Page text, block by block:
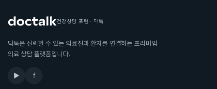
건강상담 포럼 · 닥톡
닥톡은 신뢰할 수 있는 의료진과 환자를 연결하는 프리미엄
의료 상담 플랫폼입니다.
▶ f